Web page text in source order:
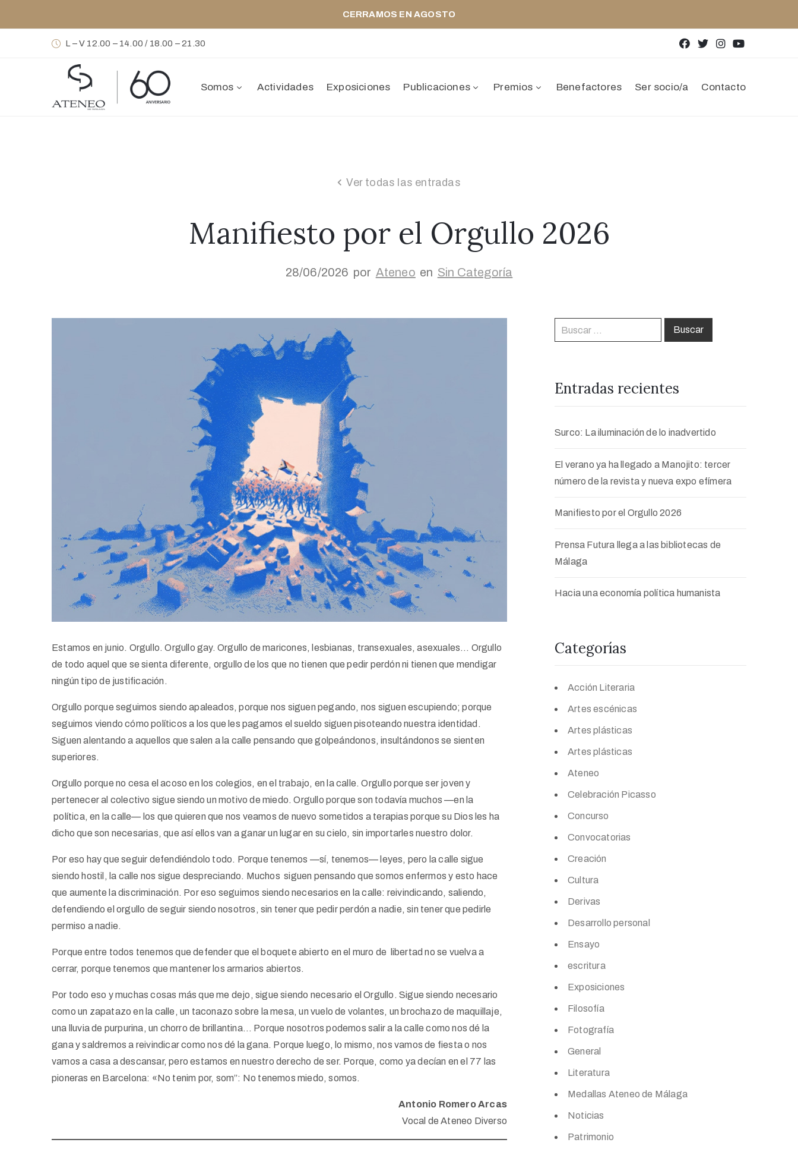
CERRAMOS EN AGOSTO
L – V 12.00 – 14.00 / 18.00 – 21.30
Somos Actividades Exposiciones Publicaciones Premios Benefactores Ser socio/a Contacto
Ver todas las entradas
Manifiesto por el Orgullo 2026
28/06/2026 por Ateneo en Sin Categoría
Estamos en junio. Orgullo. Orgullo gay. Orgullo de maricones, lesbianas, transexuales, asexuales… Orgullo
de todo aquel que se sienta diferente, orgullo de los que no tienen que pedir perdón ni tienen que mendigar
ningún tipo de justificación.
Orgullo porque seguimos siendo apaleados, porque nos siguen pegando, nos siguen escupiendo; porque
seguimos viendo cómo políticos a los que les pagamos el sueldo siguen pisoteando nuestra identidad.
Siguen alentando a aquellos que salen a la calle pensando que golpeándonos, insultándonos se sienten
superiores.
Orgullo porque no cesa el acoso en los colegios, en el trabajo, en la calle. Orgullo porque ser joven y
pertenecer al colectivo sigue siendo un motivo de miedo. Orgullo porque son todavía muchos —en la
política, en la calle— los que quieren que nos veamos de nuevo sometidos a terapias porque su Dios les ha
dicho que son necesarias, que así ellos van a ganar un lugar en su cielo, sin importarles nuestro dolor.
Por eso hay que seguir defendiéndolo todo. Porque tenemos —sí, tenemos— leyes, pero la calle sigue
siendo hostil, la calle nos sigue despreciando. Muchos siguen pensando que somos enfermos y esto hace
que aumente la discriminación. Por eso seguimos siendo necesarios en la calle: reivindicando, saliendo,
defendiendo el orgullo de seguir siendo nosotros, sin tener que pedir perdón a nadie, sin tener que pedirle
permiso a nadie.
Porque entre todos tenemos que defender que el boquete abierto en el muro de libertad no se vuelva a
cerrar, porque tenemos que mantener los armarios abiertos.
Por todo eso y muchas cosas más que me dejo, sigue siendo necesario el Orgullo. Sigue siendo necesario
como un zapatazo en la calle, un taconazo sobre la mesa, un vuelo de volantes, un brochazo de maquillaje,
una lluvia de purpurina, un chorro de brillantina… Porque nosotros podemos salir a la calle como nos dé la
gana y saldremos a reivindicar como nos dé la gana. Porque luego, lo mismo, nos vamos de fiesta o nos
vamos a casa a descansar, pero estamos en nuestro derecho de ser. Porque, como ya decían en el 77 las
pioneras en Barcelona: «No tenim por, som”: No tenemos miedo, somos.
Antonio Romero Arcas
Vocal de Ateneo Diverso
Entradas recientes
Surco: La iluminación de lo inadvertido
El verano ya ha llegado a Manojito: tercer
número de la revista y nueva expo efímera
Manifiesto por el Orgullo 2026
Prensa Futura llega a las bibliotecas de
Málaga
Hacia una economía política humanista
Categorías
Acción Literaria
Artes escénicas
Artes plásticas
Artes plásticas
Ateneo
Celebración Picasso
Concurso
Convocatorias
Creación
Cultura
Derivas
Desarrollo personal
Ensayo
escritura
Exposiciones
Filosofía
Fotografía
General
Literatura
Medallas Ateneo de Málaga
Noticias
Patrimonio